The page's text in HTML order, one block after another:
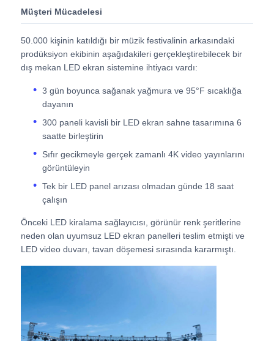
Haberler
Durumlar
Bir İndirim İste
LED Video Duvar Ekranı
konser led ekranı
Sahne LED ekran kiralama
Şeffaf LED ekran
Müşteri Mücadelesi
50.000 kişinin katıldığı bir müzik festivalinin arkasındaki
prodüksiyon ekibinin aşağıdakileri gerçekleştirebilecek bir
dış mekan LED ekran sistemine ihtiyacı vardı:
3 gün boyunca sağanak yağmura ve 95°F sıcaklığa
dayanın
300 paneli kavisli bir LED ekran sahne tasarımına 6
saatte birleştirin
Sıfır gecikmeyle gerçek zamanlı 4K video yayınlarını
görüntüleyin
Tek bir LED panel arızası olmadan günde 18 saat
çalışın
Önceki LED kiralama sağlayıcısı, görünür renk şeritlerine
neden olan uyumsuz LED ekran panelleri teslim etmişti ve
LED video duvarı, tavan döşemesi sırasında kararmıştı.